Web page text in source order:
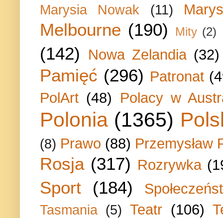
Marysia Nowak (11)
Melbourne (190) Mity (2)
(142) Nowa Zelandia (32)
Pamięć (296) Patronat
PolArt (48) Polacy w
Polonia (1365)
(8) Prawo (88) Przemysław
Rosja (317) Rozrywka
Sport (184)
Tasmania (5) Teatr (106)